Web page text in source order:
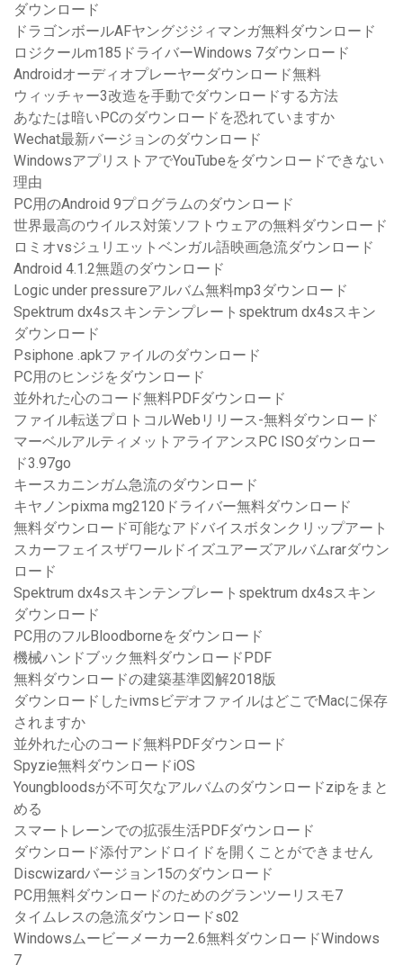
ダウンロード
ドラゴンボールAFヤングジジィマンガ無料ダウンロード
ロジクールm185ドライバーWindows 7ダウンロード
Androidオーディオプレーヤーダウンロード無料
ウィッチャー3改造を手動でダウンロードする方法
あなたは暗いPCのダウンロードを恐れていますか
Wechat最新バージョンのダウンロード
WindowsアプリストアでYouTubeをダウンロードできない
理由
PC用のAndroid 9プログラムのダウンロード
世界最高のウイルス対策ソフトウェアの無料ダウンロード
ロミオvsジュリエットベンガル語映画急流ダウンロード
Android 4.1.2無題のダウンロード
Logic under pressureアルバム無料mp3ダウンロード
Spektrum dx4sスキンテンプレートspektrum dx4sスキン
ダウンロード
Psiphone .apkファイルのダウンロード
PC用のヒンジをダウンロード
並外れた心のコード無料PDFダウンロード
ファイル転送プロトコルWebリリース-無料ダウンロード
マーベルアルティメットアライアンスPC ISOダウンロー
ド3.97go
キースカニンガム急流のダウンロード
キヤノンpixma mg2120ドライバー無料ダウンロード
無料ダウンロード可能なアドバイスボタンクリップアート
スカーフェイスザワールドイズユアーズアルバムrarダウン
ロード
Spektrum dx4sスキンテンプレートspektrum dx4sスキン
ダウンロード
PC用のフルBloodborneをダウンロード
機械ハンドブック無料ダウンロードPDF
無料ダウンロードの建築基準図解2018版
ダウンロードしたivmsビデオファイルはどこでMacに保存
されますか
並外れた心のコード無料PDFダウンロード
Spyzie無料ダウンロードiOS
Youngbloodsが不可欠なアルバムのダウンロードzipをまと
める
スマートレーンでの拡張生活PDFダウンロード
ダウンロード添付アンドロイドを開くことができません
Discwizardバージョン15のダウンロード
PC用無料ダウンロードのためのグランツーリスモ7
タイムレスの急流ダウンロードs02
Windowsムービーメーカー2.6無料ダウンロードWindows
7